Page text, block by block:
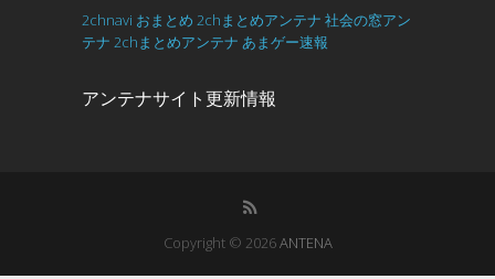
2chnavi おまとめ 2chまとめアンテナ 社会の窓アン
テナ 2chまとめアンテナ あまゲー速報
アンテナサイト更新情報
Copyright © 2026ANTENA